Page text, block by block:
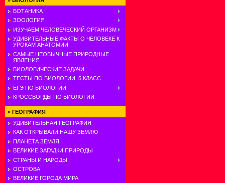
БОТАНИКА
ЗООЛОГИЯ
ИЗУЧАЕМ ЧЕЛОВЕЧЕСКИЙ ОРГАНИЗМ
УДИВИТЕЛЬНЫЕ ФАКТЫ О ЧЕЛОВЕКЕ К
УРОКАМ АНАТОМИИ
САМЫЕ НЕОБЫЧНЫЕ ПРИРОДНЫЕ
ЯВЛЕНИЯ
БИОЛОГИЧЕСКИЕ ЗАДАЧИ
ТЕСТЫ ПО БИОЛОГИИ. 5 КЛАСС
ЕГЭ ПО БИОЛОГИИ
КРОССВОРДЫ ПО БИОЛОГИИ
» ГЕОГРАФИЯ
УДИВИТЕЛЬНАЯ ГЕОГРАФИЯ
КАК ОТКРЫВАЛИ НАШУ ЗЕМЛЮ
ПЛАНЕТА ЗЕМЛЯ
ВЕЛИКИЕ ЗАГАДКИ ПРИРОДЫ
СТРАНЫ И НАРОДЫ
ОСТРОВА
ВЕЛИКИЕ ГОРОДА МИРА